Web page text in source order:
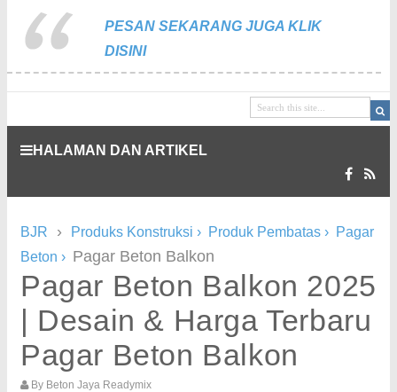
PESAN SEKARANG JUGA KLIK
DISINI
HALAMAN DAN ARTIKEL
BJR › Produks Konstruksi › Produk Pembatas › Pagar
Beton › Pagar Beton Balkon
Pagar Beton Balkon 2025
| Desain & Harga Terbaru
Pagar Beton Balkon
By Beton Jaya Readymix